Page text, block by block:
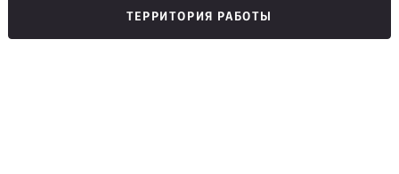
ТЕРРИТОРИЯ РАБОТЫ